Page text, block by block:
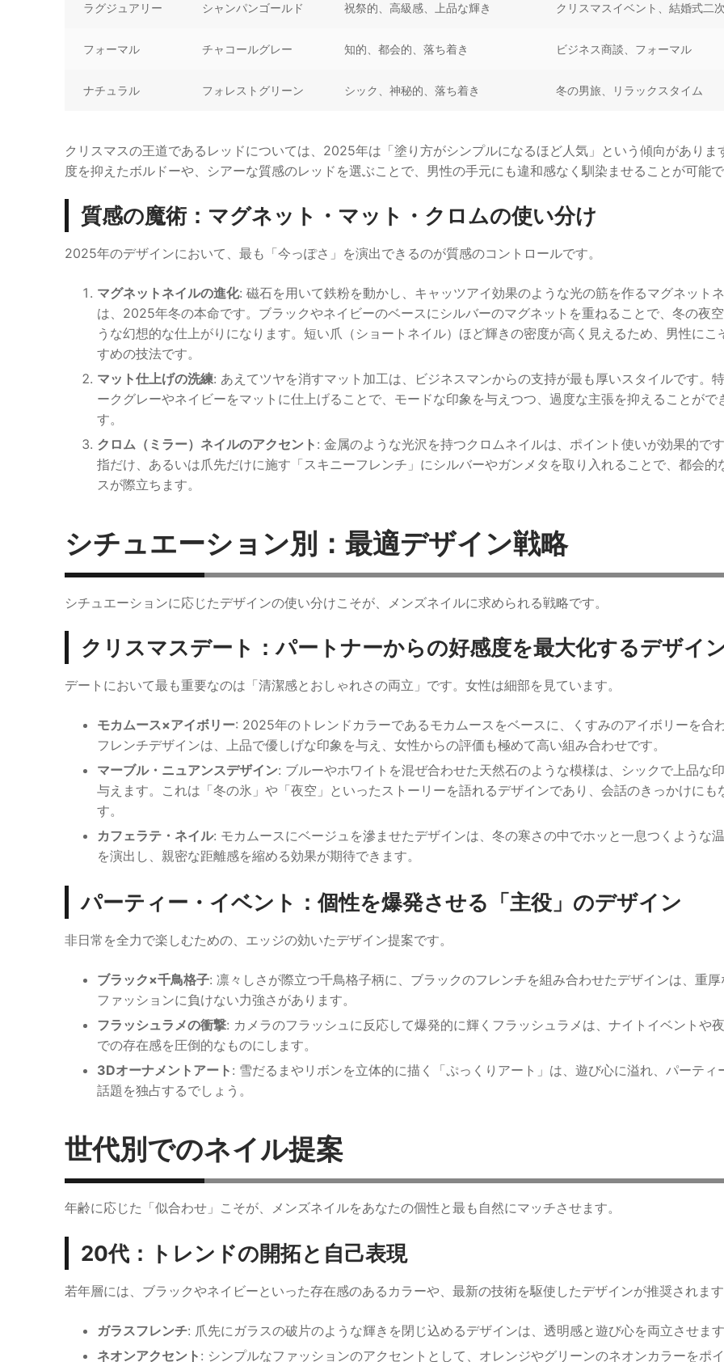
ラグジュアリー シャンパンゴールド 祝祭的、高級感、上品な輝き クリスマスイベント、結婚式二
フォーマル チャコールグレー 知的、都会的、落ち着き ビジネス商談、フォーマル
ナチュラル フォレストグリーン シック、神秘的、落ち着き 冬の男旅、リラックスタイム
クリスマスの王道であるレッドについては、2025年は「塗り方がシンプルになるほど人気」という傾向がありま
度を抑えたボルドーや、シアーな質感のレッドを選ぶことで、男性の手元にも違和感なく馴染ませることが可能で
質感の魔術：マグネット・マット・クロムの使い分け
2025年のデザインにおいて、最も「今っぽさ」を演出できるのが質感のコントロールです。
マグネットネイルの進化: 磁石を用いて鉄粉を動かし、キャッツアイ効果のような光の筋を作るマグネット
は、2025年冬の本命です。ブラックやネイビーのベースにシルバーのマグネットを重ねることで、冬の夜
うな幻想的な仕上がりになります。短い爪（ショートネイル）ほど輝きの密度が高く見えるため、男性にこ
すめの技法です。
マット仕上げの洗練: あえてツヤを消すマット加工は、ビジネスマンからの支持が最も厚いスタイルです。
ークグレーやネイビーをマットに仕上げることで、モードな印象を与えつつ、過度な主張を抑えることがで
す。
クロム（ミラー）ネイルのアクセント : 金属のような光沢を持つクロムネイルは、ポイント使いが効果的で
指だけ、あるいは爪先だけに施す「スキニーフレンチ」にシルバーやガンメタを取り入れることで、都会的
スが際立ちます。
シチュエーション別：最適デザイン戦略
シチュエーションに応じたデザインの使い分けこそが、メンズネイルに求められる戦略です。
クリスマスデート：パートナーからの好感度を最大化するデザイ
デートにおいて最も重要なのは「清潔感とおしゃれさの両立」です。女性は細部を見ています。
モカムース×アイボリー: 2025年のトレンドカラーであるモカムースをベースに、くすみのアイボリーを合
フレンチデザインは、上品で優しげな印象を与え、女性からの評価も極めて高い組み合わせです。
マーブル・ニュアンスデザイン: ブルーやホワイトを混ぜ合わせた天然石のような模様は、シックで上品な
与えます。これは「冬の氷」や「夜空」といったストーリーを語れるデザインであり、会話のきっかけにも
す。
カフェラテ・ネイル: モカムースにベージュを滲ませたデザインは、冬の寒さの中でホッと一息つくような
を演出し、親密な距離感を縮める効果が期待できます。
パーティー・イベント：個性を爆発させる「主役」のデザイン
非日常を全力で楽しむための、エッジの効いたデザイン提案です。
ブラック×千鳥格子: 凛々しさが際立つ千鳥格子柄に、ブラックのフレンチを組み合わせたデザインは、重
ファッションに負けない力強さがあります。
フラッシュラメの衝撃: カメラのフラッシュに反応して爆発的に輝くフラッシュラメは、ナイトイベントや
での存在感を圧倒的なものにします。
3Dオーナメントアート : 雪だるまやリボンを立体的に描く「ぷっくりアート」は、遊び心に溢れ、パーティ
話題を独占するでしょう。
世代別でのネイル提案
年齢に応じた「似合わせ」こそが、メンズネイルをあなたの個性と最も自然にマッチさせます。
20代：トレンドの開拓と自己表現
若年層には、ブラックやネイビーといった存在感のあるカラーや、最新の技術を駆使したデザインが推奨されます
ガラスフレンチ: 爪先にガラスの破片のような輝きを閉じ込めるデザインは、透明感と遊び心を両立させます
ネオンアクセント : シンプルなファッションのアクセントとして、オレンジやグリーンのネオンカラーをポ